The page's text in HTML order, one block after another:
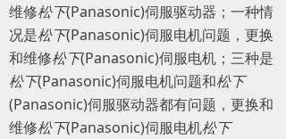
维修松下(Panasonic)伺服驱动器；一种情
况是松下(Panasonic)伺服电机问题，更换
和维修松下(Panasonic)伺服电机；三种是
松下(Panasonic)伺服电机问题和松下
(Panasonic)伺服驱动器都有问题，更换和
维修松下(Panasonic)伺服电机松下